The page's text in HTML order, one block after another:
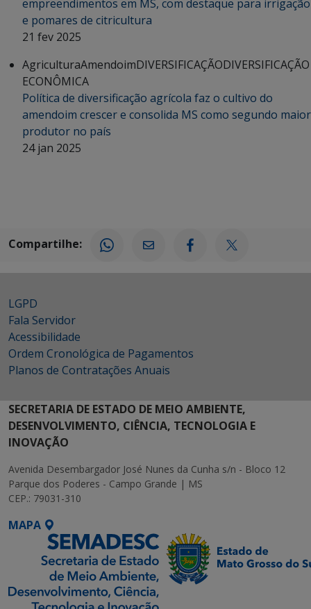
empreendimentos em MS, com destaque para irrigação
e pomares de citricultura
21 fev 2025
AgriculturaAmendoimDIVERSIFICAÇÃODIVERSIFICAÇÃO
ECONÔMICA
Política de diversificação agrícola faz o cultivo do
amendoim crescer e consolida MS como segundo maior
produtor no país
24 jan 2025
Compartilhe:
LGPD
Fala Servidor
Acessibilidade
Ordem Cronológica de Pagamentos
Planos de Contratações Anuais
SECRETARIA DE ESTADO DE MEIO AMBIENTE,
DESENVOLVIMENTO, CIÊNCIA, TECNOLOGIA E
INOVAÇÃO
Avenida Desembargador José Nunes da Cunha s/n - Bloco 12
Parque dos Poderes - Campo Grande | MS
CEP.: 79031-310
MAPA